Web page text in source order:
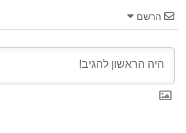
הרשם